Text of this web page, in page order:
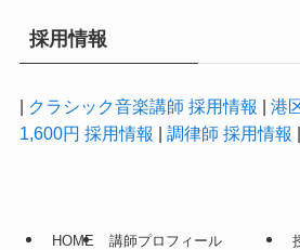
採用情報
| クラシック音楽講師 採用情報 | 港
1,600円 採用情報 | 調律師 採用情報 |
HOME
講師プロフィール